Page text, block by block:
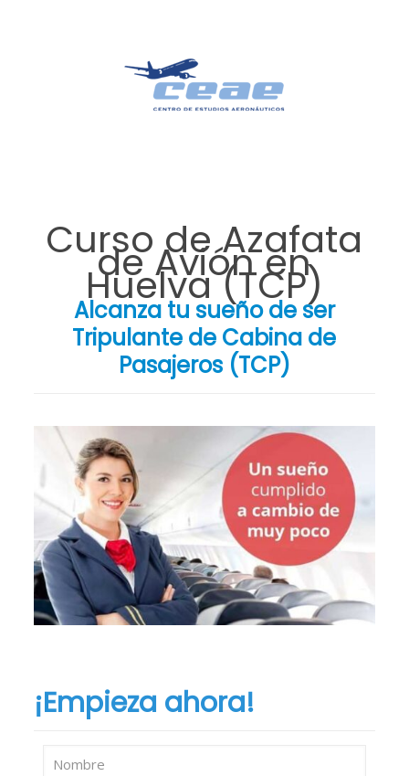
Curso de Azafata
de Avión en
Huelva (TCP)
Alcanza tu sueño de ser
Tripulante de Cabina de
Pasajeros (TCP)
¡Empieza ahora!